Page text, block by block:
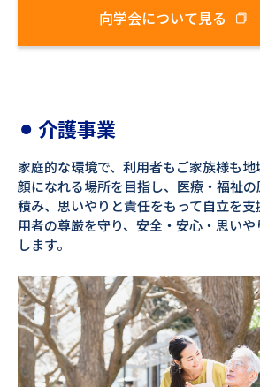
向学会について見る
⚫︎ 介護事業
家庭的な環境で、利用者もご家族様も
顔になれる場所を目指し、医療・福祉
積み、思いやりと責任をもって自立を
用者の尊厳を守り、安全・安心・思い
します。